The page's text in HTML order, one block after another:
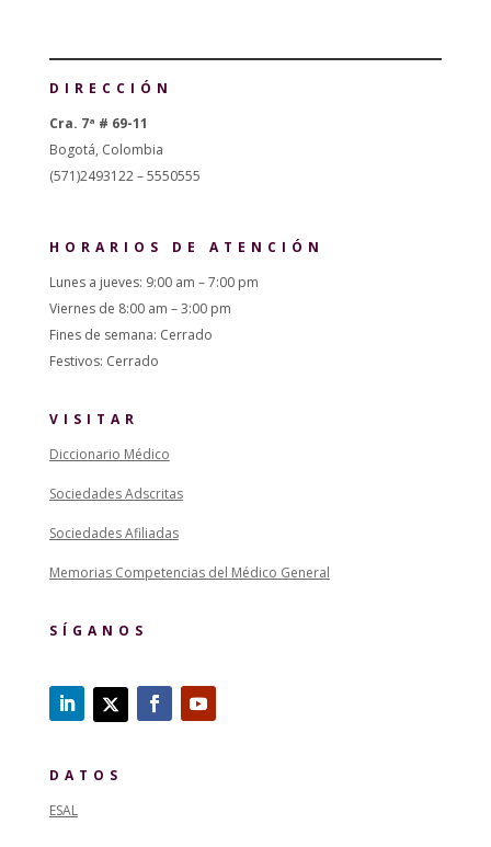
DIRECCIÓN
Cra. 7ª # 69-11
Bogotá, Colombia
(571)2493122 – 5550555
HORARIOS DE ATENCIÓN
Lunes a jueves: 9:00 am – 7:00 pm
Viernes de 8:00 am – 3:00 pm
Fines de semana: Cerrado
Festivos: Cerrado
VISITAR
Diccionario Médico
Sociedades Adscritas
Sociedades Afiliadas
Memorias Competencias del Médico General
SÍGANOS
DATOS
ESAL